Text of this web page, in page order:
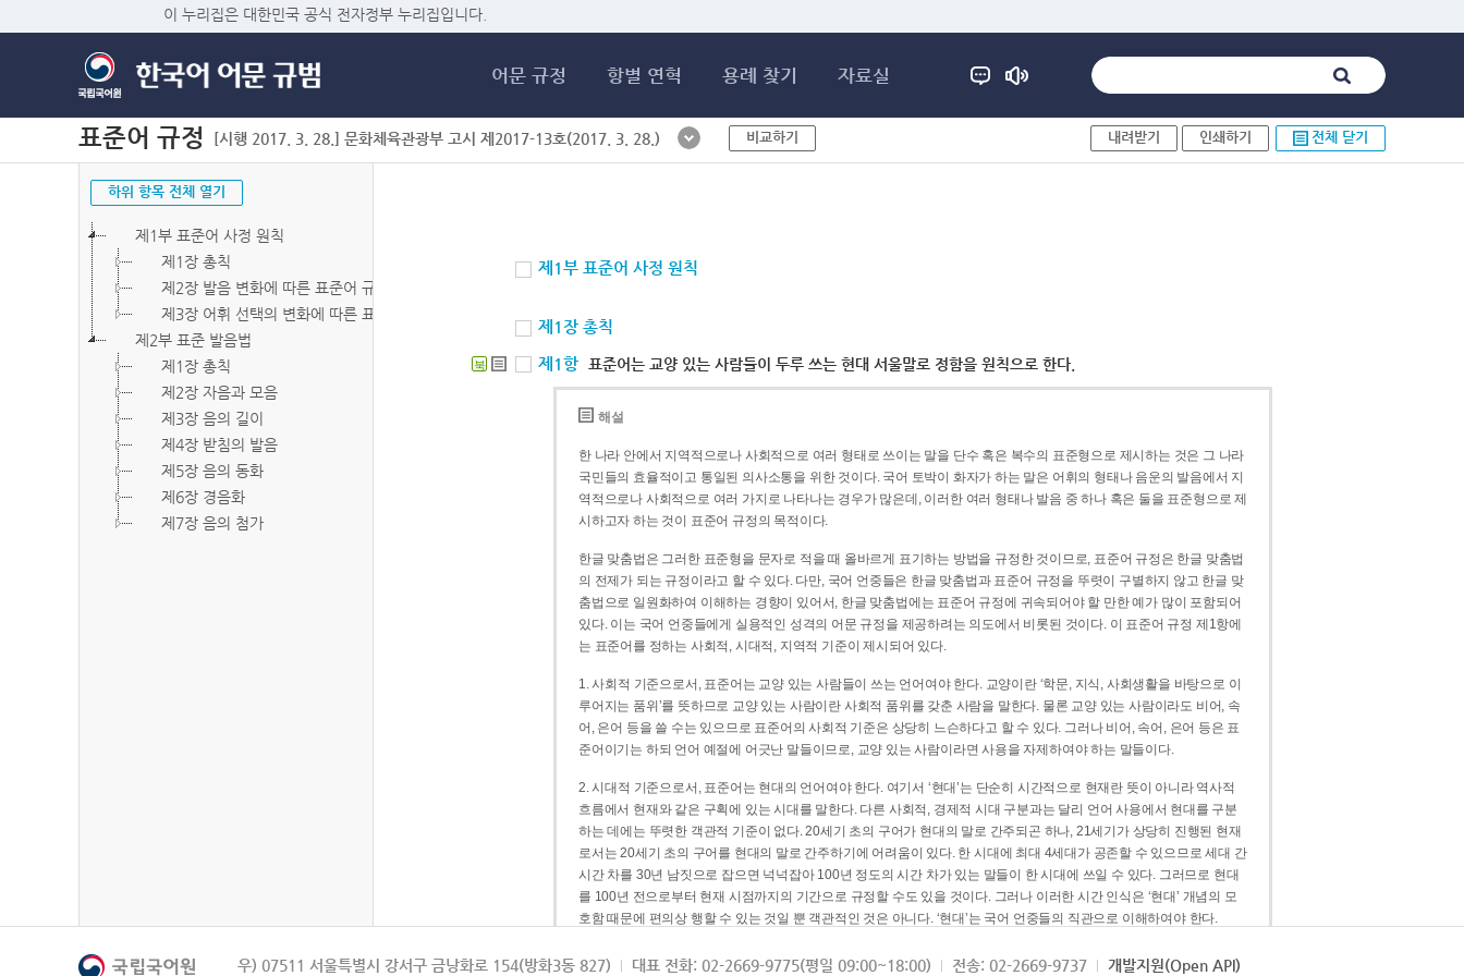
이 누리집은 대한민국 공식 전자정부 누리집입니다.
어문 규정 항별 연혁 용례 찾기 자료실
표준어 규정 [시행 2017. 3. 28.] 문화체육관광부 고시 제2017-13호(2017. 3. 28.) 비교하기 내려받기 인쇄하기 전체 닫기
하위 항목 전체 열기
제1부 표준어 사정 원칙
제1장 총칙
제2장 발음 변화에 따른 표준어 규정
제3장 어휘 선택의 변화에 따른 표준어 규정
제2부 표준 발음법
제1장 총칙
제2장 자음과 모음
제3장 음의 길이
제4장 받침의 발음
제5장 음의 동화
제6장 경음화
제7장 음의 첨가
제1부 표준어 사정 원칙
제1장 총칙
북 제1항 표준어는 교양 있는 사람들이 두루 쓰는 현대 서울말로 정함을 원칙으로 한다.
해설
한 나라 안에서 지역적으로나 사회적으로 여러 형태로 쓰이는 말을 단수 혹은 복수의 표준형으로 제시하는 것은 그 나라
국민들의 효율적이고 통일된 의사소통을 위한 것이다. 국어 토박이 화자가 하는 말은 어휘의 형태나 음운의 발음에서 지
역적으로나 사회적으로 여러 가지로 나타나는 경우가 많은데, 이러한 여러 형태나 발음 중 하나 혹은 둘을 표준형으로 제
시하고자 하는 것이 표준어 규정의 목적이다.
한글 맞춤법은 그러한 표준형을 문자로 적을 때 올바르게 표기하는 방법을 규정한 것이므로, 표준어 규정은 한글 맞춤법
의 전제가 되는 규정이라고 할 수 있다. 다만, 국어 언중들은 한글 맞춤법과 표준어 규정을 뚜렷이 구별하지 않고 한글 맞
춤법으로 일원화하여 이해하는 경향이 있어서, 한글 맞춤법에는 표준어 규정에 귀속되어야 할 만한 예가 많이 포함되어
있다. 이는 국어 언중들에게 실용적인 성격의 어문 규정을 제공하려는 의도에서 비롯된 것이다. 이 표준어 규정 제1항에
는 표준어를 정하는 사회적, 시대적, 지역적 기준이 제시되어 있다.
1. 사회적 기준으로서, 표준어는 교양 있는 사람들이 쓰는 언어여야 한다. 교양이란 ‘학문, 지식, 사회생활을 바탕으로 이
루어지는 품위’를 뜻하므로 교양 있는 사람이란 사회적 품위를 갖춘 사람을 말한다. 물론 교양 있는 사람이라도 비어, 속
어, 은어 등을 쓸 수는 있으므로 표준어의 사회적 기준은 상당히 느슨하다고 할 수 있다. 그러나 비어, 속어, 은어 등은 표
준어이기는 하되 언어 예절에 어긋난 말들이므로, 교양 있는 사람이라면 사용을 자제하여야 하는 말들이다.
2. 시대적 기준으로서, 표준어는 현대의 언어여야 한다. 여기서 ‘현대’는 단순히 시간적으로 현재란 뜻이 아니라 역사적
흐름에서 현재와 같은 구획에 있는 시대를 말한다. 다른 사회적, 경제적 시대 구분과는 달리 언어 사용에서 현대를 구분
하는 데에는 뚜렷한 객관적 기준이 없다. 20세기 초의 구어가 현대의 말로 간주되곤 하나, 21세기가 상당히 진행된 현재
로서는 20세기 초의 구어를 현대의 말로 간주하기에 어려움이 있다. 한 시대에 최대 4세대가 공존할 수 있으므로 세대 간
시간 차를 30년 남짓으로 잡으면 넉넉잡아 100년 정도의 시간 차가 있는 말들이 한 시대에 쓰일 수 있다. 그러므로 현대
를 100년 전으로부터 현재 시점까지의 기간으로 규정할 수도 있을 것이다. 그러나 이러한 시간 인식은 ‘현대’ 개념의 모
호함 때문에 편의상 행할 수 있는 것일 뿐 객관적인 것은 아니다. ‘현대’는 국어 언중들의 직관으로 이해하여야 한다.
3. 지역적 기준으로서, 표준어는 서울말이어야 한다. 이는 표준어의 공용어적 성격을 가장 크게 드러내 주는 기준이다.
우) 07511 서울특별시 강서구 금낭화로 154(방화3동 827) 대표 전화: 02-2669-9775(평일 09:00~18:00) 전송: 02-2669-9737 개발지원(Open API)